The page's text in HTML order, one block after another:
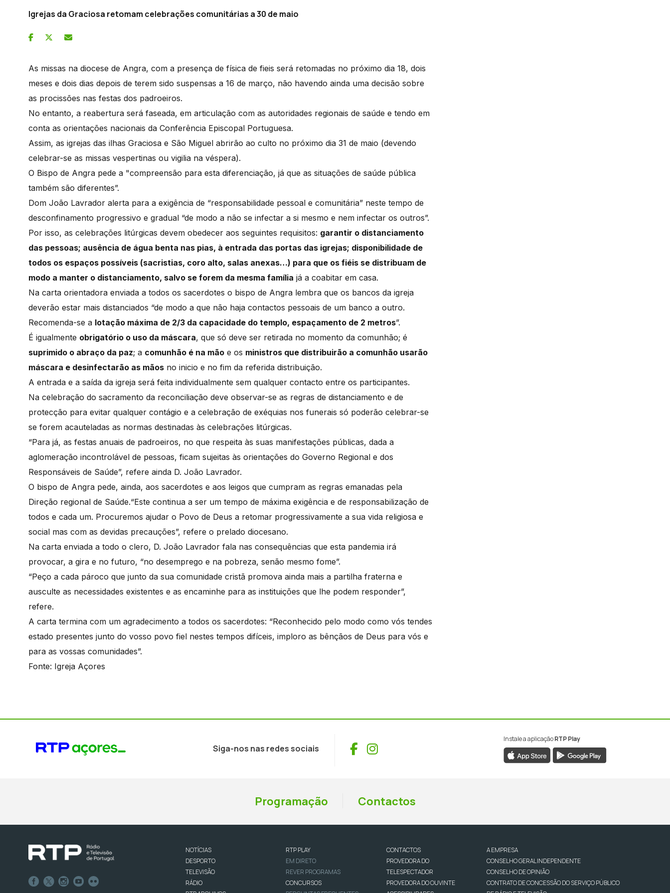
Igrejas da Graciosa retomam celebrações comunitárias a 30 de maio
As missas na diocese de Angra, com a presença de física de fieis será retomadas no próximo dia 18, dois
meses e dois dias depois de terem sido suspensas a 16 de março, não havendo ainda uma decisão sobre
as procissões nas festas dos padroeiros.
No entanto, a reabertura será faseada, em articulação com as autoridades regionais de saúde e tendo em
conta as orientações nacionais da Conferência Episcopal Portuguesa.
Assim, as igrejas das ilhas Graciosa e São Miguel abrirão ao culto no próximo dia 31 de maio (devendo
celebrar-se as missas vespertinas ou vigilia na véspera).
O Bispo de Angra pede a "compreensão para esta diferenciação, já que as situações de saúde pública
também são diferentes”.
Dom João Lavrador alerta para a exigência de “responsabilidade pessoal e comunitária” neste tempo de
desconfinamento progressivo e gradual “de modo a não se infectar a si mesmo e nem infectar os outros”.
Por isso, as celebrações litúrgicas devem obedecer aos seguintes requisitos: garantir o distanciamento
das pessoas; ausência de água benta nas pias, à entrada das portas das igrejas; disponibilidade de
todos os espaços possíveis (sacristias, coro alto, salas anexas…) para que os fiéis se distribuam de
modo a manter o distanciamento, salvo se forem da mesma família já a coabitar em casa.
Na carta orientadora enviada a todos os sacerdotes o bispo de Angra lembra que os bancos da igreja
deverão estar mais distanciados “de modo a que não haja contactos pessoais de um banco a outro.
Recomenda-se a lotação máxima de 2/3 da capacidade do templo, espaçamento de 2 metros”.
É igualmente obrigatório o uso da máscara, que só deve ser retirada no momento da comunhão; é
suprimido o abraço da paz; a comunhão é na mão e os ministros que distribuirão a comunhão usarão
máscara e desinfectarão as mãos no inicio e no fim da referida distribuição.
A entrada e a saída da igreja será feita individualmente sem qualquer contacto entre os participantes.
Na celebração do sacramento da reconciliação deve observar-se as regras de distanciamento e de
protecção para evitar qualquer contágio e a celebração de exéquias nos funerais só poderão celebrar-se
se forem acauteladas as normas destinadas às celebrações litúrgicas.
“Para já, as festas anuais de padroeiros, no que respeita às suas manifestações públicas, dada a
aglomeração incontrolável de pessoas, ficam sujeitas às orientações do Governo Regional e dos
Responsáveis de Saúde”, refere ainda D. João Lavrador.
O bispo de Angra pede, ainda, aos sacerdotes e aos leigos que cumpram as regras emanadas pela
Direção regional de Saúde.“Este continua a ser um tempo de máxima exigência e de responsabilização de
todos e cada um. Procuremos ajudar o Povo de Deus a retomar progressivamente a sua vida religiosa e
social mas com as devidas precauções”, refere o prelado diocesano.
Na carta enviada a todo o clero, D. João Lavrador fala nas consequências que esta pandemia irá
provocar, a gira e no futuro, “no desemprego e na pobreza, senão mesmo fome”.
“Peço a cada pároco que junto da sua comunidade cristã promova ainda mais a partilha fraterna e
ausculte as necessidades existentes e as encaminhe para as instituições que lhe podem responder”,
refere.
A carta termina com um agradecimento a todos os sacerdotes: “Reconhecido pelo modo como vós tendes
estado presentes junto do vosso povo fiel nestes tempos difíceis, imploro as bênçãos de Deus para vós e
para as vossas comunidades”.
Fonte: Igreja Açores
Siga-nos nas redes sociais Facebook
Instagram
Instale a aplicaçãoRTP Play
Programação Contactos
NOTÍCIAS
DESPORTO
TELEVISÃO
RÁDIO
RTP PLAY
EM DIRETO
REVER PROGRAMAS
CONCURSOS
CONTACTOS
PROVEDORA DO
TELESPECTADOR
PROVEDORA DO OUVINTE
A EMPRESA
CONSELHO GERAL INDEPENDENTE
CONSELHO DE OPINIÃO
CONTRATO DE CONCESSÃO DO SERVIÇO PÚBLICO